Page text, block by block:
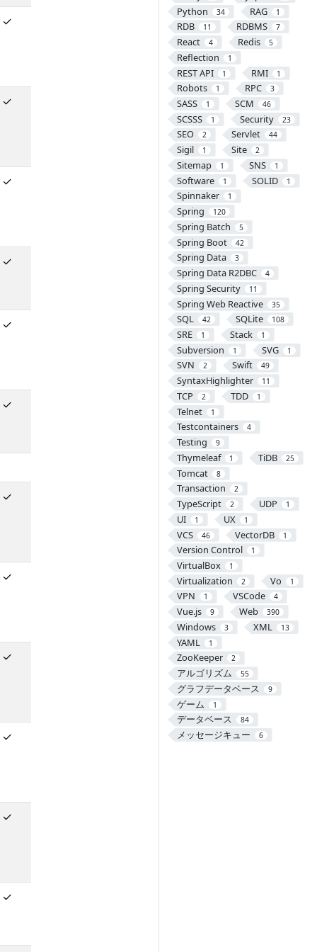
Python 34 RAG 1
RDB 11 RDBMS 7
React 4 Redis 5
Reflection 1
REST API 1 RMI 1
Robots 1 RPC 3
SASS 1 SCM 46
SCSSS 1 Security 23
SEO 2 Servlet 44
Sigil 1 Site 2
Sitemap 1 SNS 1
Software 1 SOLID 1
Spinnaker 1
Spring 120
Spring Batch 5
Spring Boot 42
Spring Data 3
Spring Data R2DBC 4
Spring Security 11
Spring Web Reactive 35
SQL 42 SQLite 108
SRE 1 Stack 1
Subversion 1 SVG 1
SVN 2 Swift 49
SyntaxHighlighter 11
TCP 2 TDD 1
Telnet 1
Testcontainers 4
Testing 9
Thymeleaf 1 TiDB 25
Tomcat 8
Transaction 2
TypeScript 2 UDP 1
UI 1 UX 1
VCS 46 VectorDB 1
Version Control 1
VirtualBox 1
Virtualization 2 Vo 1
VPN 1 VSCode 4
Vue.js 9 Web 390
Windows 3 XML 13
YAML 1
ZooKeeper 2
アルゴリズム 55
グラフデータベース 9
ゲーム 1
データベース 84
メッセージキュー 6
✓
✓
✓
✓
✓
✓
✓
✓
✓
✓
✓
✓